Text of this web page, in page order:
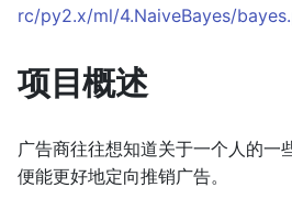
rc/py2.x/ml/4.NaiveBayes/
项目概述
广告商往往想知道关于一个人的一
便能更好地定向推销广告。